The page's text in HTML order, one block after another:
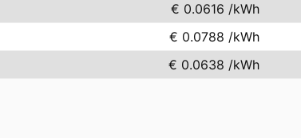
€ 0.0616 /kWh
€ 0.0788 /kWh
€ 0.0638 /kWh